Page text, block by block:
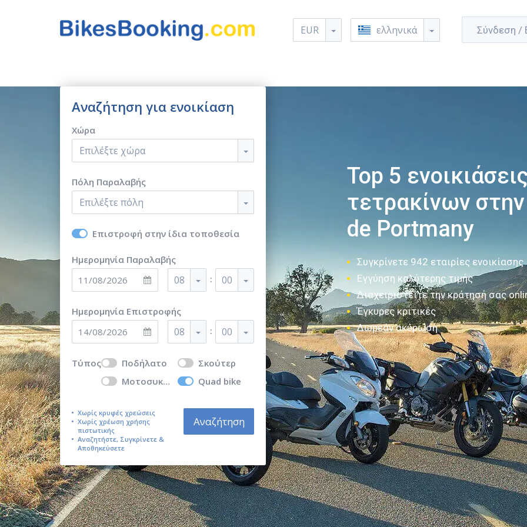
EUR ελληνικά Σύνδεση /
Αναζήτηση για ενοικίαση
Χώρα
Επιλέξτε χώρα
Πόλη Παραλαβής
Επιλέξτε πόλη
Επιστροφή στην ίδια τοποθεσία
Ημερομηνία Παραλαβής
08 : 00
Ημερομηνία Επιστροφής
08 : 00
Τύπος Ποδήλατο
Σκούτερ
Μοτοσυκλέτα
Quad bike
Χωρίς κρυφές χρεώσεις
Χωρίς χρέωση χρήσης
πιστωτικής
Αναζητήστε, Συγκρίνετε &
Αποθηκεύσετε
Αναζήτηση
Top 5
τετρακίνων
de Portmany
Συγκρίνετε 942 εταιρίες ενοικίασης
Εγγύηση καλύτερης τιμής
Διαχειριστείτε την κράτησή σας
Έγκυρες κριτικές
Δωρεάν ακύρωση